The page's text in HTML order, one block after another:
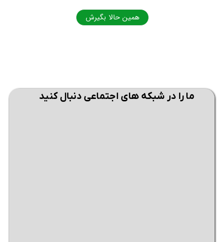
همین حالا بگیرش
ما را در شبکه های اجتماعی دنبال کنید